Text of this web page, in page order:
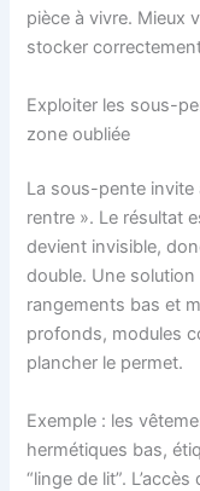
pièce à vivre. Mieux
stocker
Exploiter les sous-
zone oubliée
La sous-pente invite
rentre ». Le résultat
devient invisible,
double. Une
rangements bas et
profonds, modules
plancher le permet.
Exemple : les
hermétiques bas,
“linge de lit”.